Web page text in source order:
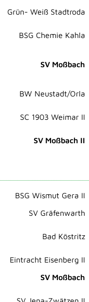
Grün- Weiß Stadtroda
BSG Chemie Kahla
SV Moßbach
BW Neustadt/Orla
SC 1903 Weimar II
SV Moßbach II
BSG Wismut Gera II
SV Gräfenwarth
Bad Köstritz
Eintracht Eisenberg II
SV Moßbach